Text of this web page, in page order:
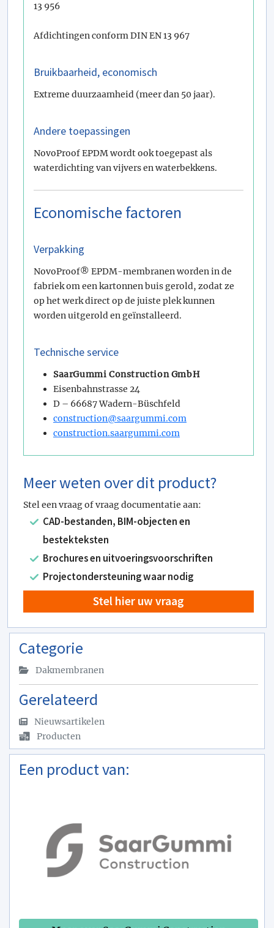
13 956
Afdichtingen conform DIN EN 13 967
Bruikbaarheid, economisch
Extreme duurzaamheid (meer dan 50 jaar).
Andere toepassingen
NovoProof EPDM wordt ook toegepast als
waterdichting van vijvers en waterbekkens.
Economische factoren
Verpakking
NovoProof® EPDM-membranen worden in de
fabriek om een kartonnen buis gerold, zodat ze
op het werk direct op de juiste plek kunnen
worden uitgerold en geïnstalleerd.
Technische service
SaarGummi Construction GmbH
Eisenbahnstrasse 24
D – 66687 Wadern-Büschfeld
construction@saargummi.com
construction.saargummi.com
Meer weten over dit product?
Stel een vraag of vraag documentatie aan:
CAD-bestanden, BIM-objecten en
bestekteksten
Brochures en uitvoeringsvoorschriften
Projectondersteuning waar nodig
Stel hier uw vraag
Categorie
Dakmembranen
Gerelateerd
Nieuwsartikelen
Producten
Een product van: